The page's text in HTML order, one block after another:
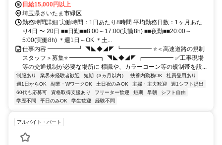
日給15,000円以上
埼玉県さいたま市緑区
勤務時間詳細 実働時間：1日あたり8時間 平均勤務日数：1ヶ月あた
り4日 〜 20日 ■■日勤■■8:00～17:00(実働8h) ■■夜勤■■20:00～
5:00(実働8h) ＊週1日～OK ＊土...
仕事内容 ━━━━━┛ ◥◣◆◢◤ ┗━━━━━ ⭐＜高速道路の規制
スタッフ＞募集⭐ ━━━━━┓ ◥◣◆◢◤ ┏━━━━━ ✅工事現場
等の交通規制が必要な場所に 標識や、カラーコーン等の規制帯を設...
制服あり 業界未経験者歓迎 短期（3ヵ月以内） 扶養内勤務OK
社員登用あり
週1日からOK
副業・WワークOK 土日祝のみOK 主婦・主夫歓迎
週1シフト提出
60代も応募可
資格取得支援あり フリーター歓迎 短期 早朝
シフト自由
学歴不問
平日のみOK 学生歓迎 経験不問
アルバイト・パート